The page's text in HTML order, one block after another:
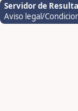
Servidor de
Aviso legal/